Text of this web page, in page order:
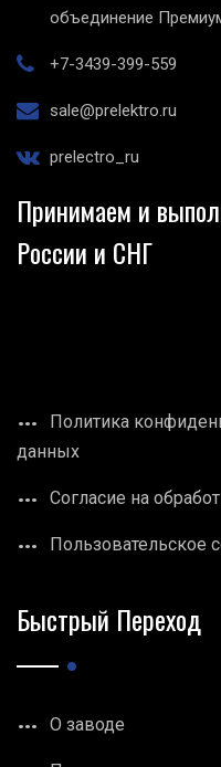
объединение
+7-3439-399-559
sale@prelektro.ru
prelectro_ru
Принимаем и
России и СНГ
Политика
данных
Согласие на
Пользовательское
Быстрый Переход
О заводе